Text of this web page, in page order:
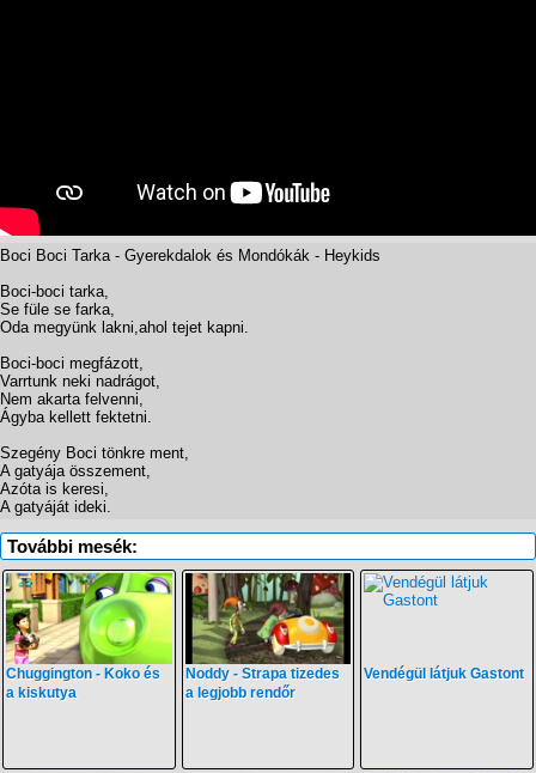
Boci Boci Tarka - Gyerekdalok és Mondókák - Heykids
Boci-boci tarka,
Se füle se farka,
Oda megyünk lakni,ahol tejet kapni.
Boci-boci megfázott,
Varrtunk neki nadrágot,
Nem akarta felvenni,
Ágyba kellett fektetni.
Szegény Boci tönkre ment,
A gatyája összement,
Azóta is keresi,
A gatyáját ideki.
További mesék:
Chuggington - Koko és
a kiskutya
Noddy - Strapa tizedes
a legjobb rendőr
Vendégül látjuk Gastont